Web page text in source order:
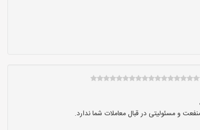
و مسئولیتی در قبال معاملات شما ندارد.